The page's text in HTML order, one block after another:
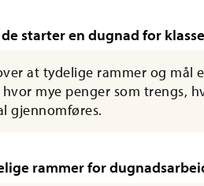
starter en dugnad for
at tydelige rammer og mål
mye penger som trengs,
gjennomføres.
rammer for